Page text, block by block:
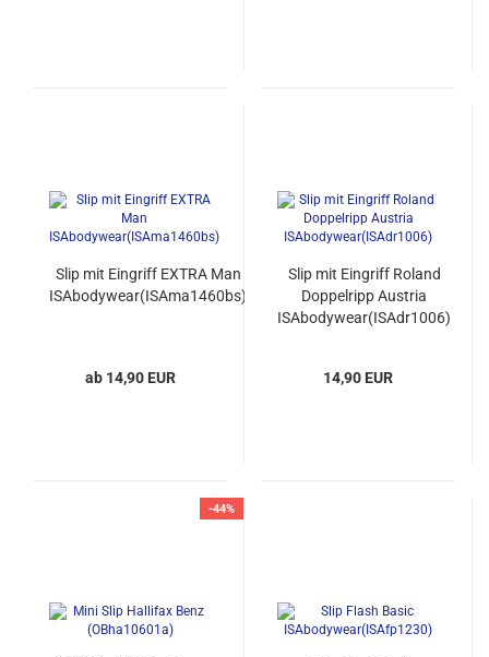
Slip mit Eingriff EXTRA Man
ISAbodywear(ISAma1460bs)
ab 14,90 EUR
Slip mit Eingriff Roland
Doppelripp Austria
ISAbodywear(ISAdr1006)
14,90 EUR
-44%